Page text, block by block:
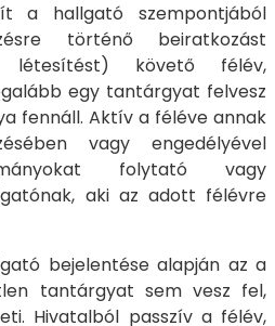
a hallgató szempontjából
történő beiratkozást
létesítést) követő félév,
egy tantárgyat felvesz
fennáll. Aktív a féléve annak
vagy engedélyével
folytató vagy
aki az adott félévre
bejelentése alapján az a
tantárgyat sem vesz fel,
Hivatalból passzív a félév,